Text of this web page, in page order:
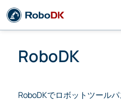
RoboDK
RoboDKでロボットツールパ